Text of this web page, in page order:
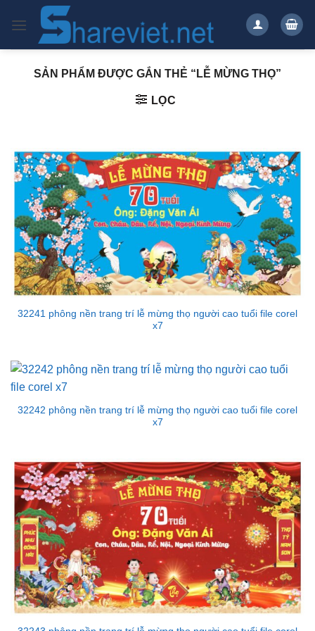
qua
SẢN PHẨM ĐƯỢC GẮN THẺ “LỄ MỪNG THỌ”
LỌC
32241 phông nền trang trí lễ mừng thọ người cao tuổi file corel
x7
32242 phông nền trang trí lễ mừng thọ người cao tuổi file corel
x7